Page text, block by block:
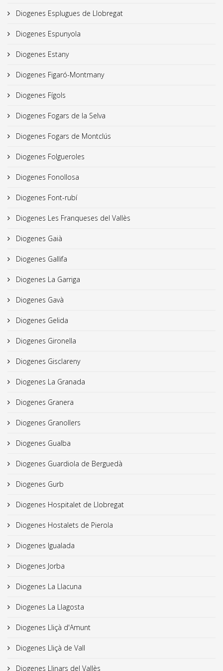
Diogenes Esplugues de Llobregat
Diogenes Espunyola
Diogenes Estany
Diogenes Figaró-Montmany
Diogenes Fígols
Diogenes Fogars de la Selva
Diogenes Fogars de Montclús
Diogenes Folgueroles
Diogenes Fonollosa
Diogenes Font-rubí
Diogenes Les Franqueses del Vallès
Diogenes Gaià
Diogenes Gallifa
Diogenes La Garriga
Diogenes Gavà
Diogenes Gelida
Diogenes Gironella
Diogenes Gisclareny
Diogenes La Granada
Diogenes Granera
Diogenes Granollers
Diogenes Gualba
Diogenes Guardiola de Berguedà
Diogenes Gurb
Diogenes Hospitalet de Llobregat
Diogenes Hostalets de Pierola
Diogenes Igualada
Diogenes Jorba
Diogenes La Llacuna
Diogenes La Llagosta
Diogenes Lliçà d'Amunt
Diogenes Lliçà de Vall
Diogenes Llinars del Vallès